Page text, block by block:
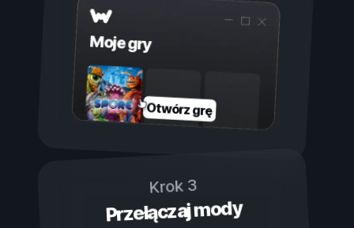
Moje gry
Otwórz grę
Krok 3
Przełączaj mody